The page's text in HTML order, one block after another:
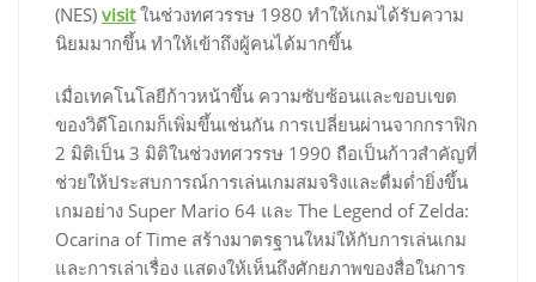
(NES) visitในช่วงทศวรรษ 1980 ทำให้เกมได้รับความ
นิยมมากขึ้น ทำให้เข้าถึงผู้คนได้มากขึ้น
เมื่อเทคโนโลยีก้าวหน้าขึ้น ความซับซ้อนและขอบเขต
ของวิดีโอเกมก็เพิ่มขึ้นเช่นกัน การเปลี่ยนผ่านจากกราฟิก
2 มิติเป็น 3 มิติในช่วงทศวรรษ 1990 ถือเป็นก้าวสำคัญที่
ช่วยให้ประสบการณ์การเล่นเกมสมจริงและดื่มด่ำยิ่งขึ้น
เกมอย่าง Super Mario 64 และ The Legend of Zelda:
Ocarina of Time สร้างมาตรฐานใหม่ให้กับการเล่นเกม
และการเล่าเรื่อง แสดงให้เห็นถึงศักยภาพของสื่อในการ